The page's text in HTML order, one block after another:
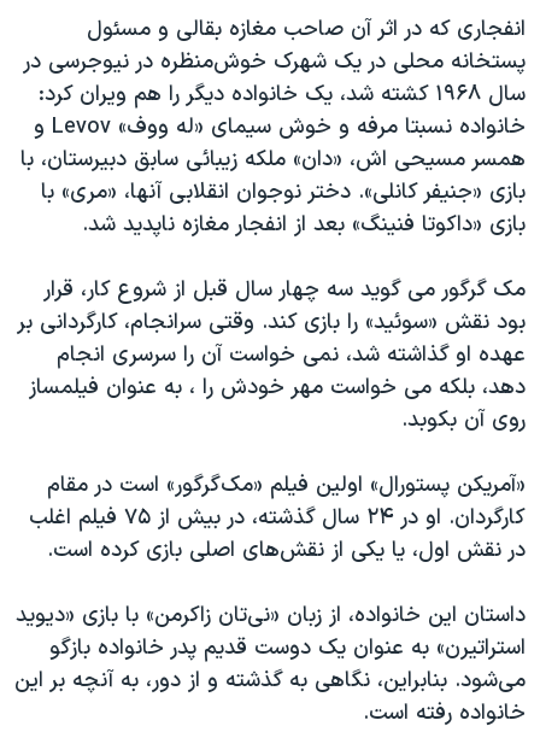
انفجاری که در اثر آن صاحب مغازه بقالی و مسئول
پستخانه محلی در یک شهرک خوش‌منظره در نیوجرسی در
سال ۱۹۶۸ کشته شد، یک خانواده دیگر را هم ویران کرد:
خانواده نسبتا مرفه و خوش سیمای «له ووف» Levov و
همسر مسیحی اش، «دان» ملکه زیبائی سابق دبیرستان، با
بازی «جنیفر کانلی». دختر نوجوان انقلابی آنها، «مری» با
بازی «داکوتا فنینگ» بعد از انفجار مغازه ناپدید شد.
مک گرگور می گوید سه چهار سال قبل از شروع کار، قرار
بود نقش «سوئید» را بازی کند. وقتی سرانجام، کارگردانی بر
عهده او گذاشته شد، نمی خواست آن را سرسری انجام
دهد، بلکه می خواست مهر خودش را ، به عنوان فیلمساز
روی آن بکوبد.
«آمریکن پستورال» اولین فیلم «مک‌گرگور» است در مقام
کارگردان. او در ۲۴ سال گذشته، در بیش از ۷۵ فیلم اغلب
در نقش اول، یا یکی از نقش‌های اصلی بازی کرده است.
داستان این خانواده، از زبان «نی‌تان زاکرمن» با بازی «دیوید
استراتیرن» به عنوان یک دوست قدیم پدر خانواده بازگو
می‌شود. بنابراین، نگاهی به گذشته و از دور، به آنچه بر این
خانواده رفته است.